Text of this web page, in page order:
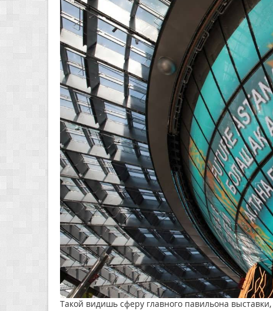
Такой видишь сферу главного павильона